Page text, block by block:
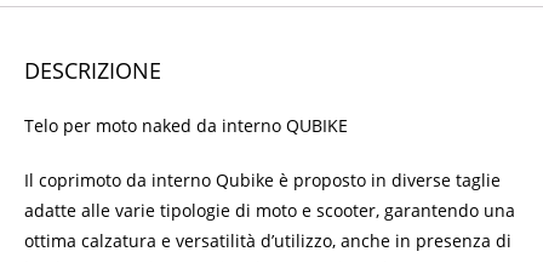
DESCRIZIONE
Telo per moto naked da interno QUBIKE
Il coprimoto da interno Qubike è proposto in diverse taglie
adatte alle varie tipologie di moto e scooter, garantendo una
ottima calzatura e versatilità d’utilizzo, anche in presenza di